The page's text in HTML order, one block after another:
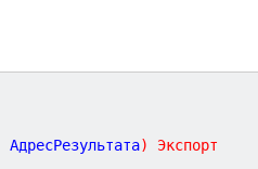
АдресРезультата) Экспорт